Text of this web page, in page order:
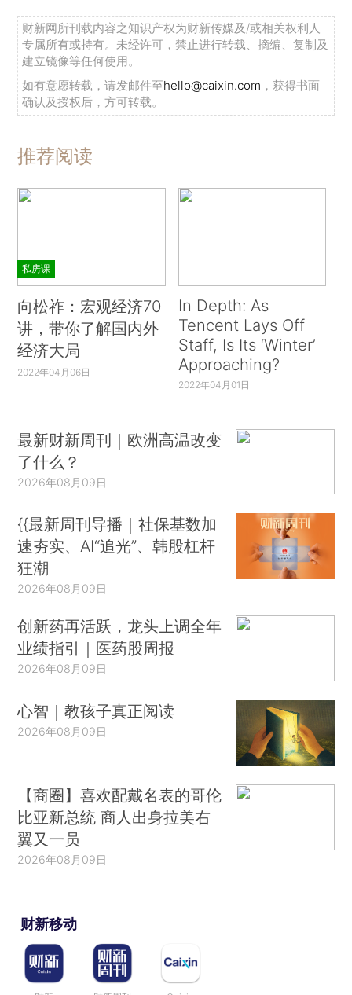
财新网所刊载内容之知识产权为财新传媒及/或相关权利人
专属所有或持有。未经许可，禁止进行转载、摘编、复制及
建立镜像等任何使用。
如有意愿转载，请发邮件至hello@caixin.com ，获得书面
确认及授权后，方可转载。
推荐阅读
私房课
向松祚：宏观经济70
讲，带你了解国内外
经济大局
2022年04月06日
In Depth: As
Tencent Lays Off
Staff, Is Its ‘Winter’
Approaching?
2022年04月01日
最新财新周刊｜欧洲高温改变
了什么？
2026年08月09日
{{最新周刊导播｜社保基数加
速夯实、AI“追光”、韩股杠杆
狂潮
2026年08月09日
创新药再活跃，龙头上调全年
业绩指引｜医药股周报
2026年08月09日
心智｜教孩子真正阅读
2026年08月09日
【商圈】喜欢配戴名表的哥伦
比亚新总统 商人出身拉美右
翼又一员
2026年08月09日
财新移动